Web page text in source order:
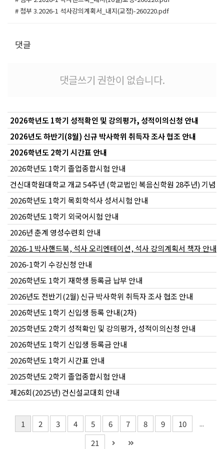
# 첨부 3.2026-1 석사강의계획서_내지(교정)-260220.pdf
댓글
댓글쓰기 권한이 없습니다.
2026학년도 1학기 성적확인 및 강의평가, 성적이의신청 안내
2026년도 하반기(8월) 신규 박사학위 취득자 조사 협조 안내
2026학년도 2학기 시간표 안내
2026학년도 1학기 졸업종합시험 안내
건신대학원대학교 개교 54주년 (학교법인 복음신학원 28주년) 기념
2026학년도 1학기 목회학석사 성서시험 안내
2026학년도 1학기 외국어시험 안내
2026년 춘계 영성수련회 안내
2026-1 박사핸드북, 석사 오리엔테이션, 석사 강의계획서 책자 안내
2026-1학기 수강신청 안내
2026학년도 1학기 재학생 등록금 납부 안내
2026년도 전반기(2월) 신규 박사학위 취득자 조사 협조 안내
2026학년도 1학기 신입생 등록 안내(2차)
2025학년도 2학기 성적확인 및 강의평가, 성적이의신청 안내
2026학년도 1학기 신입생 등록금 안내
2026학년도 1학기 시간표 안내
2025학년도 2학기 졸업종합시험 안내
제26회(2025년) 건신설교대회 안내
1 2 3 4 5 6 7 8 9 10 ...
21